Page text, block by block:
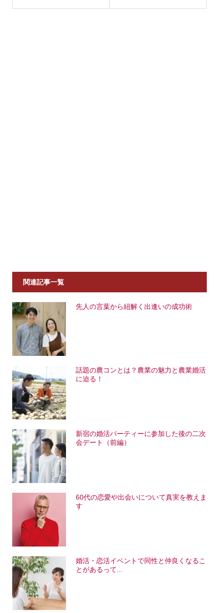
関連記事一覧
先人の言葉から紐解く出逢いの成功術
話題の農コンとは？農業の魅力と農業婚活
に迫る！
新宿の婚活パーティーに参加した後の二次
会デート（前編）
60代の恋愛や出会いについて真実を教えま
す
婚活・恋活イベントで同性と仲良くなるこ
とがあるって...